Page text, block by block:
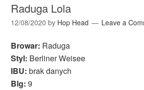
Raduga Lola
12/08/2020 by Hop Head Leave a
Browar: Raduga
Styl: Berliner Weisee
IBU: brak danych
Blg: 9